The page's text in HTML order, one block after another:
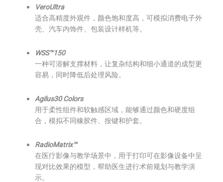
VeroUltra
适合高精度外观件，颜色饱和度高，可模拟消费电子外
壳、汽车内饰件、包装设计样机等。
WSS™150
一种可溶解支撑材料，让复杂结构和细小通道的成型更
容易，同时降低后处理风险。
Agilus30 Colors
用于柔性组件和软触感区域，能够通过颜色和硬度组
合，模拟不同橡胶件、按键和护套。
RadioMatrix™
在医疗影像与教学场景中，用于打印可在影像设备中呈
现对比效果的模型，帮助医生进行术前规划与教学演
示。